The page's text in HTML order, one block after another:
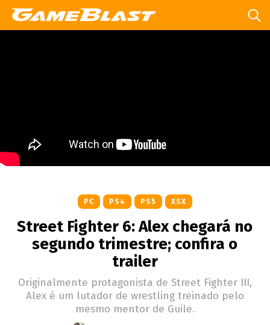
PC PS4 PS5 XSX
Street Fighter 6: Alex chegará no
segundo trimestre; confira o
trailer
Originalmente protagonista de Street Fighter III,
Alex é um lutador de wrestling treinado pelo
mesmo mentor de Guile.